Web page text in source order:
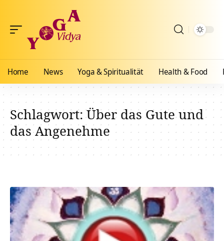
Home News Yoga & Spiritualität Health & Food
Schlagwort:Über das Gute und
das Angenehme